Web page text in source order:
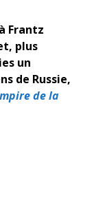
Frantz
plus
un
de Russie,
de la